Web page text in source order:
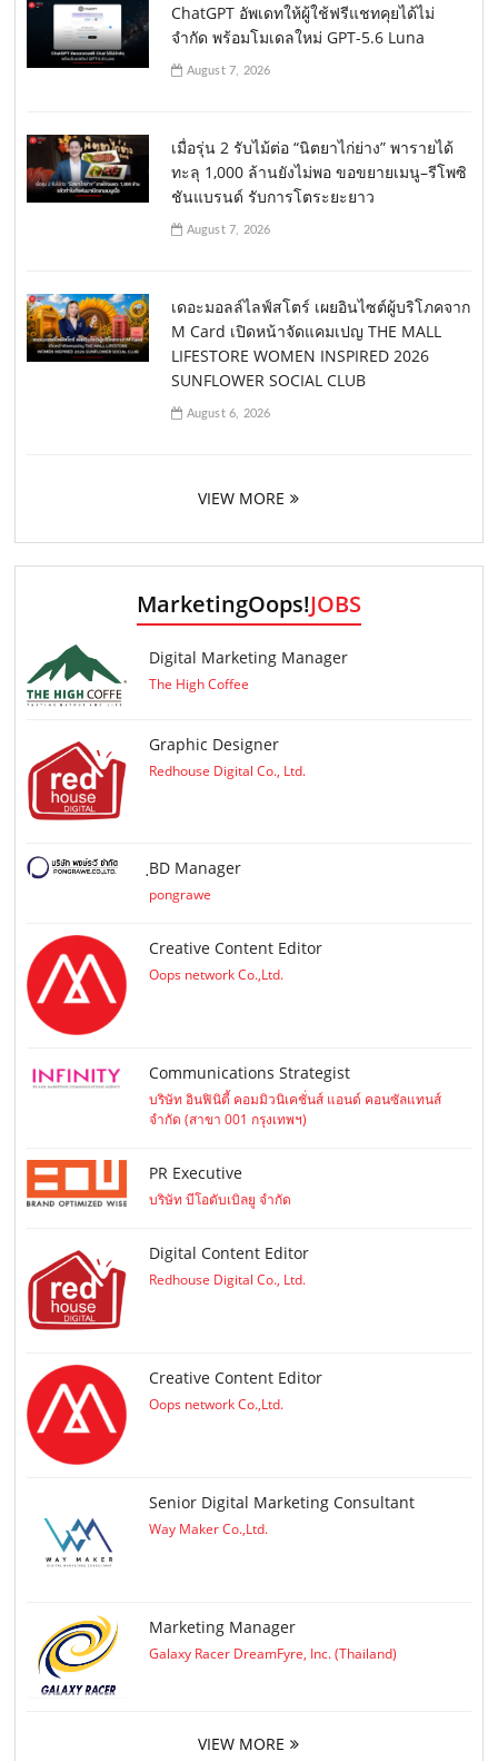
ChatGPT อัพเดทให้ผู้ใช้ฟรีแชทคุยได้ไม่
จำกัด พร้อมโมเดลใหม่ GPT-5.6 Luna
August 7, 2026
เมื่อรุ่น 2 รับไม้ต่อ “นิตยาไก่ย่าง” พารายได้
ทะลุ 1,000 ล้านยังไม่พอ ขอขยายเมนู–รีโพซิ
ชันแบรนด์ รับการโตระยะยาว
August 7, 2026
เดอะมอลล์ไลฟ์สโตร์ เผยอินไซต์ผู้บริโภคจาก
M Card เปิดหน้าจัดแคมเปญ THE MALL
LIFESTORE WOMEN INSPIRED 2026
SUNFLOWER SOCIAL CLUB
August 6, 2026
VIEW MORE
MarketingOops!JOBS
Digital Marketing Manager
The High Coffee
Graphic Designer
Redhouse Digital Co., Ltd.
ฺBD Manager
pongrawe
Creative Content Editor
Oops network Co.,Ltd.
Communications Strategist
บริษัท อินฟินิตี้ คอมมิวนิเคชั่นส์ แอนด์ คอนซัลแทนส์
จำกัด (สาขา 001 กรุงเทพฯ)
PR Executive
บริษัท บีโอดับเบิลยู จำกัด
Digital Content Editor
Redhouse Digital Co., Ltd.
Creative Content Editor
Oops network Co.,Ltd.
Senior Digital Marketing Consultant
Way Maker Co.,Ltd.
Marketing Manager
Galaxy Racer DreamFyre, Inc. (Thailand)
VIEW MORE